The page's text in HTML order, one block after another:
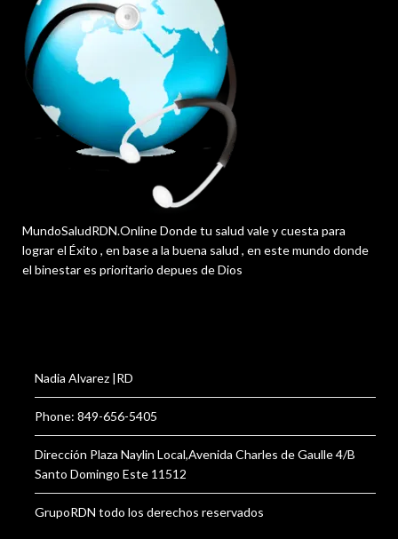
MundoSaludRDN.Online Donde tu salud vale y cuesta para
lograr el Éxito , en base a la buena salud , en este mundo donde
el binestar es prioritario depues de Dios
Nadia Alvarez |RD
Phone: 849-656-5405
Dirección Plaza Naylin Local,Avenida Charles de Gaulle 4/B
Santo Domingo Este 11512
GrupoRDN todo los derechos reservados